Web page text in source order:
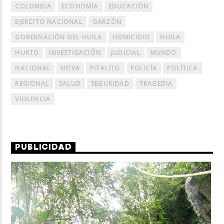
COLOMBIA
ECONOMÍA
EDUCACIÓN
EJERCITO NACIONAL
GARZÓN
GOBERNACIÓN DEL HUILA
HOMICIDIO
HUILA
HURTO
INVESTIGACIÓN JUDICIAL
MUNDO
NACIONAL
NEIVA PITALITO POLICÍA
POLÍTICA
REGIONAL
SALUD SEGURIDAD
TRAGEDIA
VIOLENCIA
PUBLICIDAD